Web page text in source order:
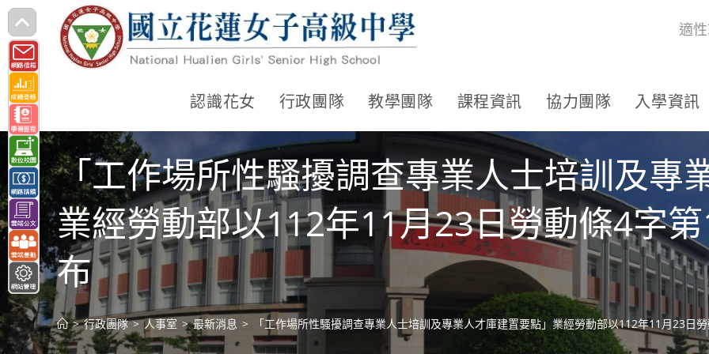
跳
轉
至
主
要
內
容
適
認識花女 行政團隊 教學團隊 課程資訊 協力團隊 入學資訊
「工作場所性騷擾調查專業人士培訓及專
業經勞動部以112年11月23日勞動條4字
布
> 行政團隊 > 人事室 > 最新消息 > 「工作場所性騷擾調查專業人士培訓及專業人才庫建置要點」業經勞動部以112年11月23日